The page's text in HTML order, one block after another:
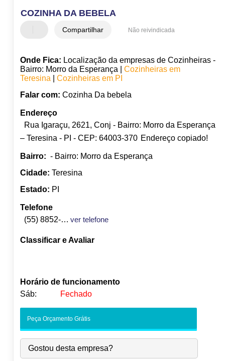
COZINHA DA BEBELA
Compartilhar Não reivindicada
Onde Fica: Localização da empresas de Cozinheiras -
Bairro: Morro da Esperança | Cozinheiras em
Teresina| Cozinheiras em PI
Falar com: Cozinha Da bebela
Endereço
Rua Igaraçu, 2621, Conj - Bairro: Morro da Esperança
– Teresina - PI - CEP: 64003-370 Endereço copiado!
Bairro: - Bairro: Morro da Esperança
Cidade: Teresina
Estado: PI
Telefone
(55) 8852-6013
ver telefone
Classificar e Avaliar
Horário de funcionamento
Sáb:
Fechado
-
Qua:
09:00-18:00
Qui:
09:00-18:00
Peça Orçamento Grátis
Gostou desta empresa?